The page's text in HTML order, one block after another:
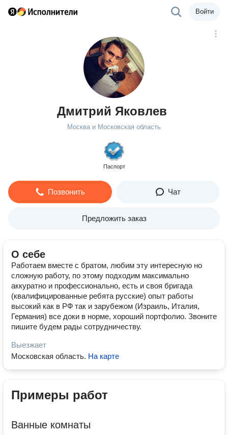
Войти
Дмитрий Яковлев
Москва и Московская область
Паспорт
Позвонить Чат
Предложить заказ
О себе
Работаем вместе с братом, любим эту интересную но
сложную работу, по этому подходим максимально
аккуратно и профессионально, есть и своя бригада
(квалифицированные ребята русские) опыт работы
высокий как в РФ так и зарубежом (Израиль, Италия,
Германия) все доки в норме, хороший портфолио. Звоните
пишите будем рады сотрудничеству.
Выезжает
Московская область. На карте
Примеры работ
Ванные комнаты